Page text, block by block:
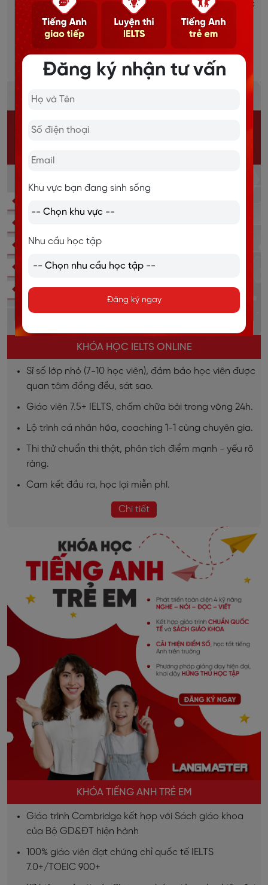
Dựa trên mục tiêu, đặc thù từng ngành việc của học
viên.
Học mọi lúc mọi nơi, thời gian linh hoạt.
Chi tiết
KHÓA HỌC IELTS ONLINE
Sĩ số lớp nhỏ (7-10 học viên), đảm bảo học viên được
quan tâm đồng đều, sát sao.
Giáo viên 7.5+ IELTS, chấm chữa bài trong vòng 24h.
Lộ trình cá nhân hóa, coaching 1-1 cùng chuyên gia.
Thi thử chuẩn thi thật, phân tích điểm mạnh - yếu rõ
ràng.
Cam kết đầu ra, học lại miễn phí.
Chi tiết
KHÓA TIẾNG ANH TRẺ EM
Giáo trình Cambridge kết hợp với Sách giáo khoa
của Bộ GD&ĐT hiện hành
100% giáo viên đạt chứng chỉ quốc tế IELTS
7.0+/TOEIC 900+
Đăng ký nhận tư vấn
Khu vực bạn đang sinh sống
Nhu cầu học tập
Đăng ký ngay